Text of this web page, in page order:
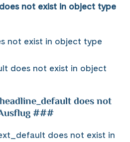
not exist in object type
not exist in object type
does not exist in object
does not
###
does not exist in